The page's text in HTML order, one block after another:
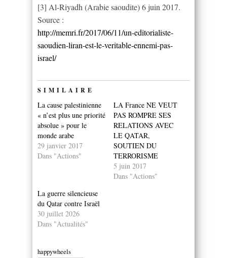
[3] Al-Riyadh (Arabie saoudite) 6 juin 2017.
Source :
http://memri.fr/2017/06/11/un-editorialiste-
saoudien-liran-est-le-veritable-ennemi-pas-
israel/
SIMILAIRE
La cause palestinienne
« n’est plus une priorité
absolue » pour le
monde arabe
29 janvier 2017
Dans "Actions"
LA France NE VEUT
PAS ROMPRE SES
RELATIONS AVEC
LE QATAR,
SOUTIEN DU
TERRORISME
5 juin 2017
Dans "Actions"
La guerre silencieuse
du Qatar contre Israël
30 juillet 2026
Dans "Actualités"
happywheels